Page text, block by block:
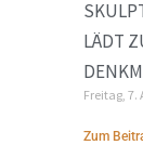
LÄDT
Freitag, 7.
Zum